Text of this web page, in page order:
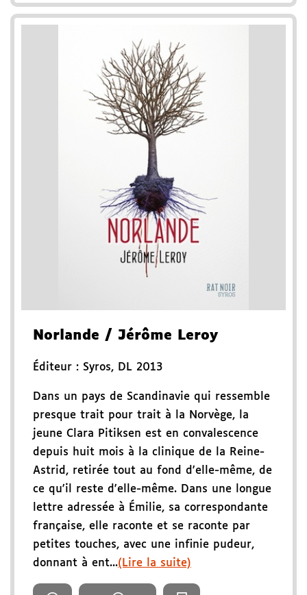
Norlande / Jérôme Leroy
Éditeur : Syros, DL 2013
Dans un pays de Scandinavie qui ressemble
presque trait pour trait à la Norvège, la
jeune Clara Pitiksen est en convalescence
depuis huit mois à la clinique de la Reine-
Astrid, retirée tout au fond d'elle-même, de
ce qu'il reste d'elle-même. Dans une longue
lettre adressée à Émilie, sa correspondante
française, elle raconte et se raconte par
petites touches, avec une infinie pudeur,
donnant à ent...(Lire la suite)